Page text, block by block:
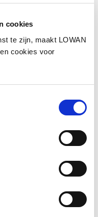
cookies
te zijn, maakt LOWAN
cookies voor
"Met